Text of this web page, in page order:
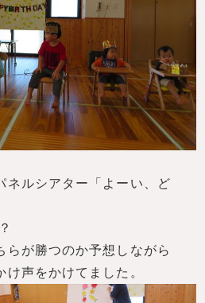
ネルシアター「よーい、ど
らが勝つのか予想しながら
け声をかけてました。